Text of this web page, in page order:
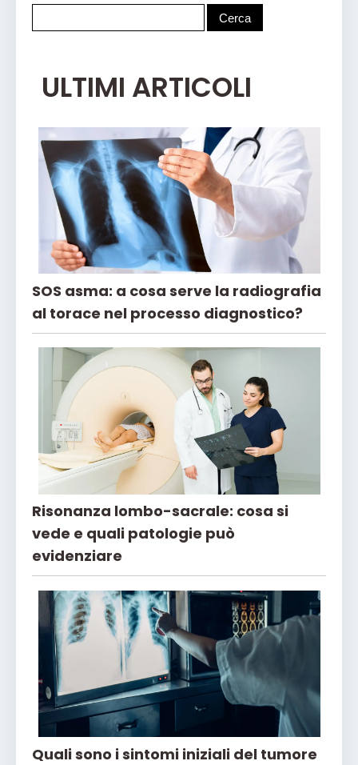
ULTIMI ARTICOLI
SOS asma: a cosa serve la radiografia
al torace nel processo diagnostico?
Risonanza lombo-sacrale: cosa si
vede e quali patologie può
evidenziare
Quali sono i sintomi iniziali del tumore